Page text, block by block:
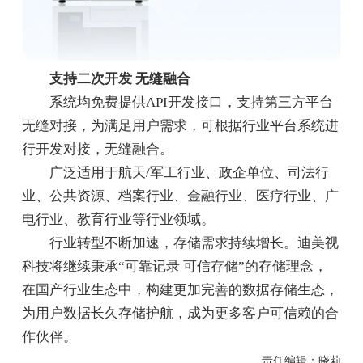
支持二次开发 无缝融合
系统均免费提供API开发接口，支持第三方平台
无缝对接，为满足用户需求，可根据行业平台系统进
行开发对接，无缝融合。
广泛适用于航天/军工行业、政企单位、司法行
业、公共资源、档案行业、金融行业、医疗行业、广
电行业、教育行业等行业领域。
行业转型不断加速，存储需求持续增长。迪美视
科技将继续秉承“可靠记录 可信存储”的存储理念，
在国产行业生态中，构建更加完善的数据存储生态，
为用户数据长久存储护航，成为更多客户可信赖的合
作伙伴。